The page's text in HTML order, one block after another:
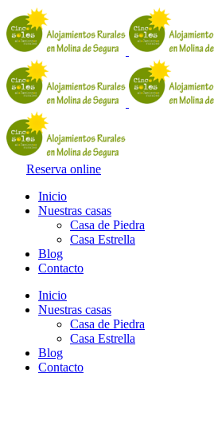
Reserva online
Inicio
Nuestras casas
Casa de Piedra
Casa Estrella
Blog
Contacto
Inicio
Nuestras casas
Casa de Piedra
Casa Estrella
Blog
Contacto